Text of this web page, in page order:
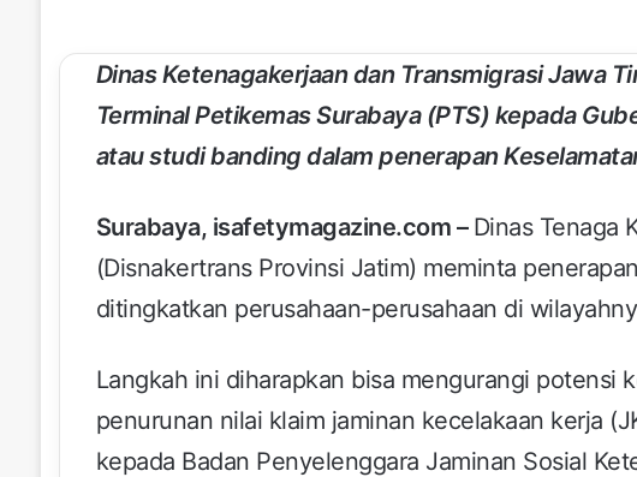
Dinas Ketenagakerjaan dan Transmigrasi Jawa
Terminal Petikemas Surabaya (PTS) kepada
atau studi banding dalam penerapan
Surabaya, isafetymagazine.com – Dinas Tenaga
(Disnakertrans Provinsi Jatim) meminta
ditingkatkan perusahaan-perusahaan di
Langkah ini diharapkan bisa mengurangi potensi
penurunan nilai klaim jaminan kecelakaan kerja
kepada Badan Penyelenggara Jaminan Sosial